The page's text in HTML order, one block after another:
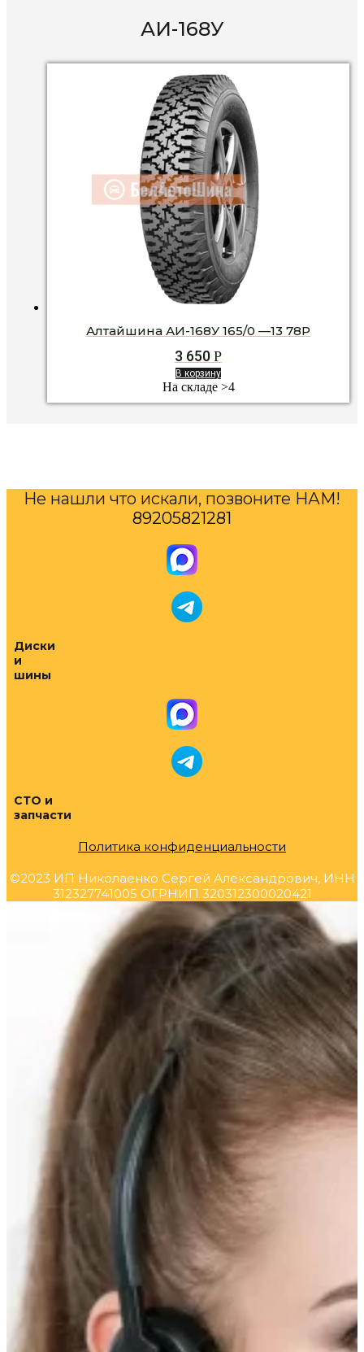
АИ-168У
Алтайшина АИ-168У 165/0 —13 78P
3 650 Р
В корзину
На складе >4
Не нашли что искали, позвоните НАМ!
89205821281
Диски
и
шины
СТО и
запчасти
Политика конфиденциальности
©2023 ИП Николаенко Сергей Александрович, ИНН
312327741005 ОГРНИП 320312300020421